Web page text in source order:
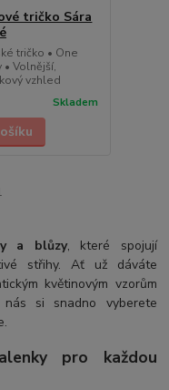
tričko Sára
tričko • One
Volnější,
vzhled
Skladem
a blůzy, které spojují
střihy. Ať už dáváte
květinovým vzorům
si snadno vyberete
pro každou